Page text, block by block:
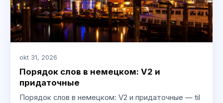
okt 31, 2026
Порядок слов в немецком: V2 и
придаточные
Порядок слов в немецком: V2 и придаточные — til